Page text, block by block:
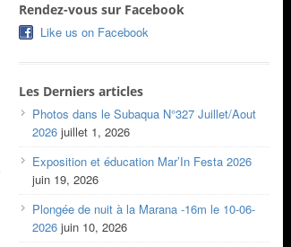
Rendez-vous sur Facebook
Like us on Facebook
Les Derniers articles
Photos dans le Subaqua N°327 Juillet/Aout
2026 juillet 1, 2026
Exposition et éducation Mar’In Festa 2026
juin 19, 2026
Plongée de nuit à la Marana -16m le 10-06-
2026 juin 10, 2026